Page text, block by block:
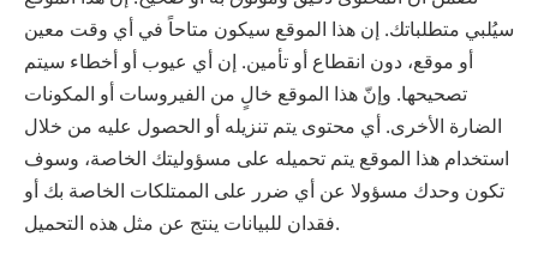
سيُلبي متطلباتك. إن هذا الموقع سيكون متاحاً في أي وقت معين
أو موقع، دون انقطاع أو تأمين. إن أي عيوب أو أخطاء سيتم
تصحيحها. وإنّ هذا الموقع خالٍ من الفيروسات أو المكونات
الضارة الأخرى. أي محتوى يتم تنزيله أو الحصول عليه من خلال
استخدام هذا الموقع يتم تحميله على مسؤوليتك الخاصة، وسوف
تكون وحدك مسؤولا عن أي ضرر على الممتلكات الخاصة بك أو
فقدان للبيانات ينتج عن مثل هذه التحميل.